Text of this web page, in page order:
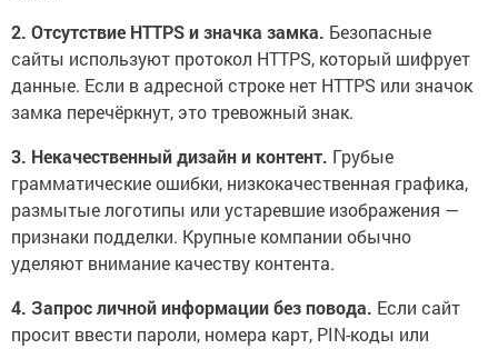
2. Отсутствие HTTPS и значка замка. Безопасные
сайты используют протокол HTTPS, который шифрует
данные. Если в адресной строке нет HTTPS или значок
замка перечёркнут, это тревожный знак.
3. Некачественный дизайн и контент. Грубые
грамматические ошибки, низкокачественная графика,
размытые логотипы или устаревшие изображения —
признаки подделки. Крупные компании обычно
уделяют внимание качеству контента.
4. Запрос личной информации без повода. Если сайт
просит ввести пароли, номера карт, PIN-коды или